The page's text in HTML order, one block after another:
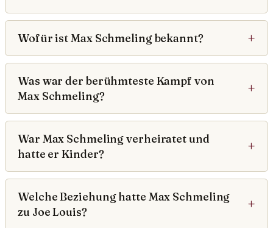
Wofür ist Max Schmeling bekannt?
Was war der berühmteste Kampf von
Max Schmeling?
War Max Schmeling verheiratet und
hatte er Kinder?
Welche Beziehung hatte Max Schmeling
zu Joe Louis?